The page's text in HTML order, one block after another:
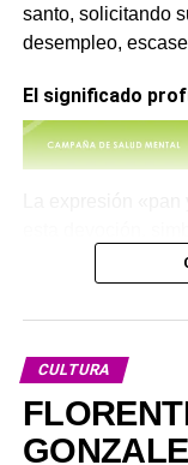
santo, solicitando
desempleo,
El significado
esfuerzo personal
alcanzar la
Oración a San
Tal como señala la
CULTURA